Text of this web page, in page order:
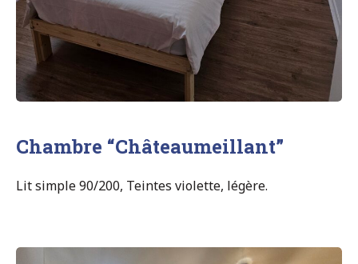
Chambre “Châteaumeillant”
Lit simple 90/200, Teintes violette, légère.